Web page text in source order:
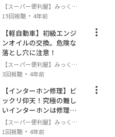
東京都第209577号
者 登録番号11495
都 308791905911
【スーパー便利屋】みっく店
長が行く!
19回視聴 ・ 4年前
【軽自動車】初級エンジ
ンオイルの交換。危険な
落とし穴に注意！
【スーパー便利屋】みっく店
長が行く!
3回視聴 ・ 4年前
【インターホン修理】ビ
ックリ仰天！究極の難し
いインターホンは修理代5
0万円の見積。どうする？
【スーパー便利屋】みっく店
長が行く!
1回視聴 ・ 4年前